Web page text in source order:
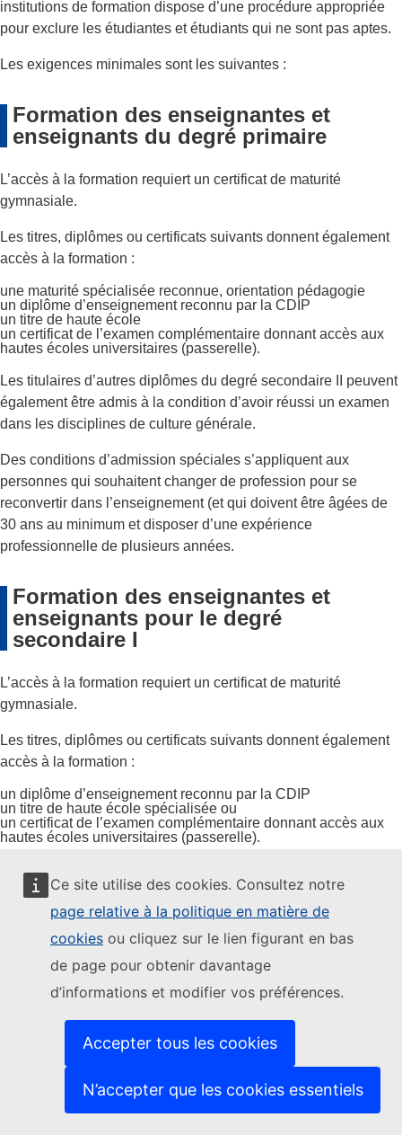
Ce site utilise des cookies. Consultez notre
page relative à la politique en matière de
cookies ou cliquez sur le lien figurant en bas
de page pour obtenir davantage
d’informations et modifier vos préférences.
Accepter tous les cookies
N’accepter que les cookies essentiels
institutions de formation dispose d’une procédure appropriée
pour exclure les étudiantes et étudiants qui ne sont pas aptes.
Les exigences minimales sont les suivantes :
Formation des enseignantes et
enseignants du degré primaire
L’accès à la formation requiert un certificat de maturité
gymnasiale.
Les titres, diplômes ou certificats suivants donnent également
accès à la formation :
une maturité spécialisée reconnue, orientation pédagogie
un diplôme d’enseignement reconnu par la CDIP
un titre de haute école
un certificat de l’examen complémentaire donnant accès aux
hautes écoles universitaires (passerelle).
Les titulaires d’autres diplômes du degré secondaire II peuvent
également être admis à la condition d’avoir réussi un examen
dans les disciplines de culture générale.
Des conditions d’admission spéciales s’appliquent aux
personnes qui souhaitent changer de profession pour se
reconvertir dans l’enseignement (et qui doivent être âgées de
30 ans au minimum et disposer d’une expérience
professionnelle de plusieurs années.
Formation des enseignantes et
enseignants pour le degré
secondaire I
L’accès à la formation requiert un certificat de maturité
gymnasiale.
Les titres, diplômes ou certificats suivants donnent également
accès à la formation :
un diplôme d’enseignement reconnu par la CDIP
un titre de haute école spécialisée ou
un certificat de l’examen complémentaire donnant accès aux
hautes écoles universitaires (passerelle).
Les titulaires d’autres diplômes du degré secondaire II peuvent
également être admis à la condition d’avoir réussi un examen
dans les disciplines de culture générale.
Des conditions d’admission spéciales s’appliquent aux
personnes qui souhaitent changer de profession pour se
reconvertir dans l’enseignement (et qui doivent être âgées de
professionnelle de plusieurs années).